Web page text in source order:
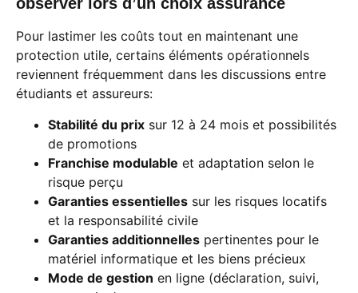
observer lors d’un choix assurance
Pour lastimer les coûts tout en maintenant une
protection utile, certains éléments opérationnels
reviennent fréquemment dans les discussions entre
étudiants et assureurs:
Stabilité du prix sur 12 à 24 mois et possibilités
de promotions
Franchise modulable et adaptation selon le
risque perçu
Garanties essentielles sur les risques locatifs
et la responsabilité civile
Garanties additionnelles pertinentes pour le
matériel informatique et les biens précieux
Mode de gestion en ligne (déclaration, suivi,